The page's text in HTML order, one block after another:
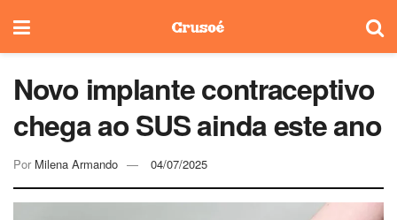
Novo implante contraceptivo
chega ao SUS ainda este ano
Por Milena Armando 04/07/2025